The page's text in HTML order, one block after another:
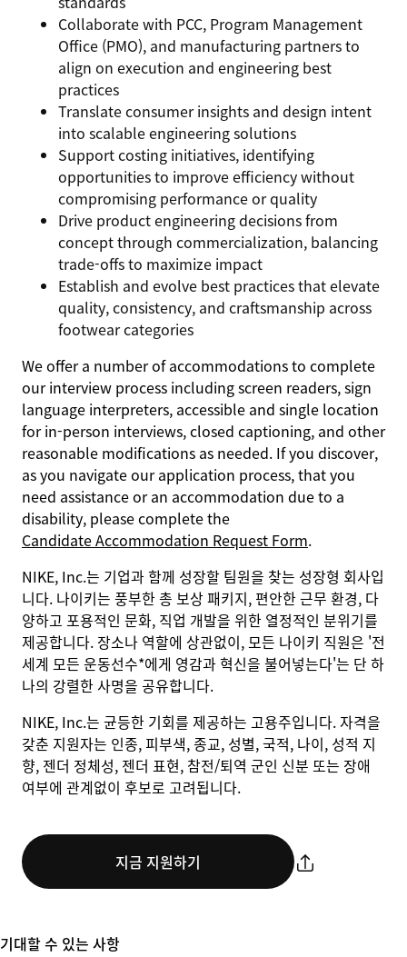
Collaborate with PCC, Program Management
Office (PMO), and manufacturing partners to
align on execution and engineering best
practices
Translate consumer insights and design intent
into scalable engineering solutions
Support costing initiatives, identifying
opportunities to improve efficiency without
compromising performance or quality
Drive product engineering decisions from
concept through commercialization, balancing
trade-offs to maximize impact
Establish and evolve best practices that elevate
quality, consistency, and craftsmanship across
footwear categories
We offer a number of accommodations to complete
our interview process including screen readers, sign
language interpreters, accessible and single location
for in-person interviews, closed captioning, and other
reasonable modifications as needed. If you discover,
as you navigate our application process, that you
need assistance or an accommodation due to a
disability, please complete the
Candidate Accommodation Request Form.
NIKE, Inc.는 기업과 함께 성장할 팀원을 찾는 성장형 회사입
니다. 나이키는 풍부한 총 보상 패키지, 편안한 근무 환경, 다
양하고 포용적인 문화, 직업 개발을 위한 열정적인 분위기를
제공합니다. 장소나 역할에 상관없이, 모든 나이키 직원은 '전
세계 모든 운동선수*에게 영감과 혁신을 불어넣는다'는 단 하
나의 강렬한 사명을 공유합니다.
NIKE, Inc.는 균등한 기회를 제공하는 고용주입니다. 자격을
갖춘 지원자는 인종, 피부색, 종교, 성별, 국적, 나이, 성적 지
향, 젠더 정체성, 젠더 표현, 참전/퇴역 군인 신분 또는 장애
여부에 관계없이 후보로 고려됩니다.
지금 지원하기
기대할 수 있는 사항